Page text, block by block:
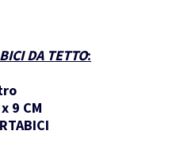
DA TETTO:
9 CM